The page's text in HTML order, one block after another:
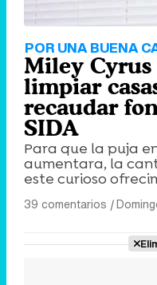
POR UNA BUENA
Miley Cyrus
limpiar
recaudar
SIDA
Para que la puja
aumentara, la
este curioso
39 comentarios |